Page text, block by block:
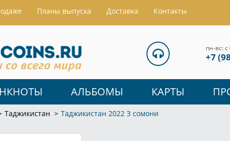
Планы выпуска Доставка Контакты
пн-вс:
+7
АЛЬБОМЫ КАРТЫ
Таджикистан Таджикистан 2022 3 сомони